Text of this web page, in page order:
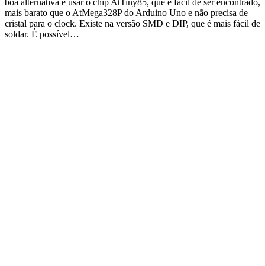
mais barato que o AtMega328P do Arduino Uno e não precisa de
cristal para o clock. Existe na versão SMD e DIP, que é mais fácil de
soldar. É possível…